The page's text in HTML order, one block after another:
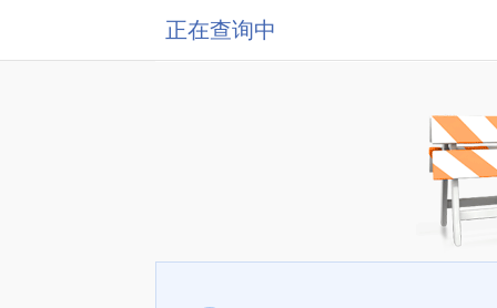
正在查询中